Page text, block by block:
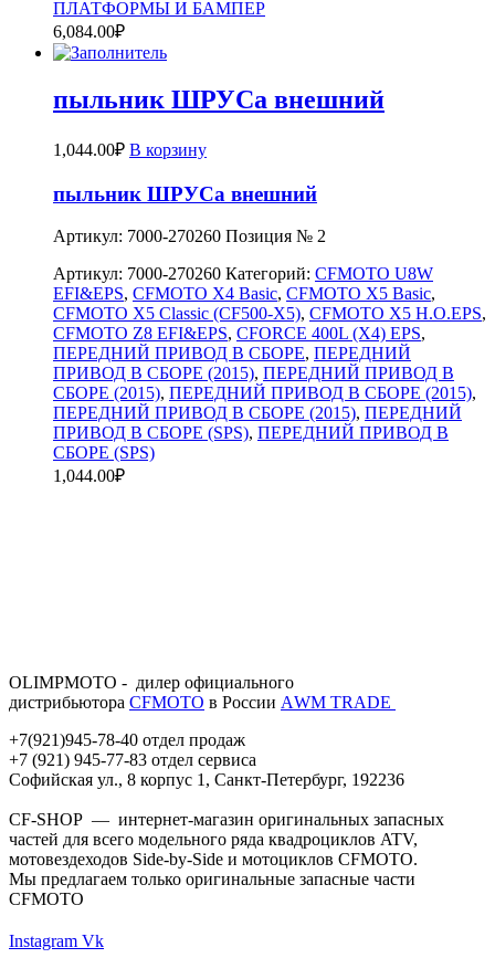
ПЛАТФОРМЫ И БАМПЕР
6,084.00₽
пыльник ШРУСа внешний
1,044.00₽ В корзину
пыльник ШРУСа внешний
Артикул: 7000-270260 Позиция № 2
Артикул: 7000-270260 Категорий: CFMOTO U8W
EFI&EPS, CFMOTO X4 Basic, CFMOTO X5 Basic,
CFMOTO X5 Classic (CF500-X5), CFMOTO X5 H.O.EPS,
CFMOTO Z8 EFI&EPS, CFORCE 400L (X4) EPS,
ПЕРЕДНИЙ ПРИВОД В СБОРЕ, ПЕРЕДНИЙ
ПРИВОД В СБОРЕ (2015), ПЕРЕДНИЙ ПРИВОД В
СБОРЕ (2015), ПЕРЕДНИЙ ПРИВОД В СБОРЕ (2015),
ПЕРЕДНИЙ ПРИВОД В СБОРЕ (2015), ПЕРЕДНИЙ
ПРИВОД В СБОРЕ (SPS), ПЕРЕДНИЙ ПРИВОД В
СБОРЕ (SPS)
1,044.00₽
OLIMPMOTO - дилер официального
дистрибьютора CFMOTO в России АWМ TRADE
+7(921)945-78-40 отдел продаж
+7 (921) 945-77-83 отдел сервиса
Софийская ул., 8 корпус 1, Санкт-Петербург, 192236
CF-SHOP — интернет-магазин оригинальных запасных
частей для всего модельного ряда квадроциклов ATV,
мотовездеходов Side-by-Side и мотоциклов CFMOTO.
Мы предлагаем только оригинальные запасные части
CFMOTO
Instagram Vk